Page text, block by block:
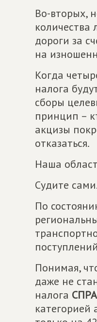
Во-вторых,
дороги за
на
Когда
налога
сборы
принцип –
акцизы
отказаться.
Наша
Судите
По
Понимая,
даже не
налога